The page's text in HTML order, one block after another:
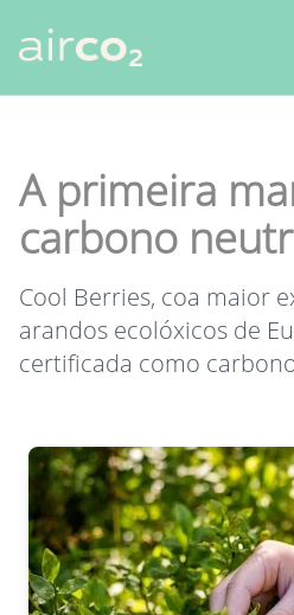
Clientes
Recursos
FEDER
Iniciar sesión
A primeira
carbono
Cool Berries, coa maior
arandos ecolóxicos de
certificada como